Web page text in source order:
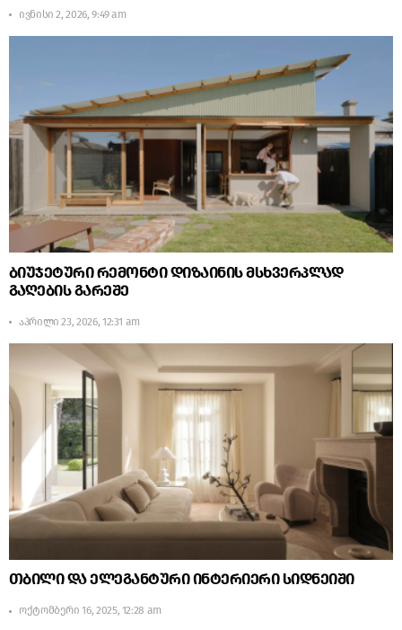
ივნისი 2, 2026, 9:49 am
ბიუჯეტური რემონტი დიზაინის მსხვერპლად
გაღების გარეშე
აპრილი 23, 2026, 12:31 am
თბილი და ელეგანტური ინტერიერი სიდნეიში
ოქტომბერი 16, 2025, 12:28 am